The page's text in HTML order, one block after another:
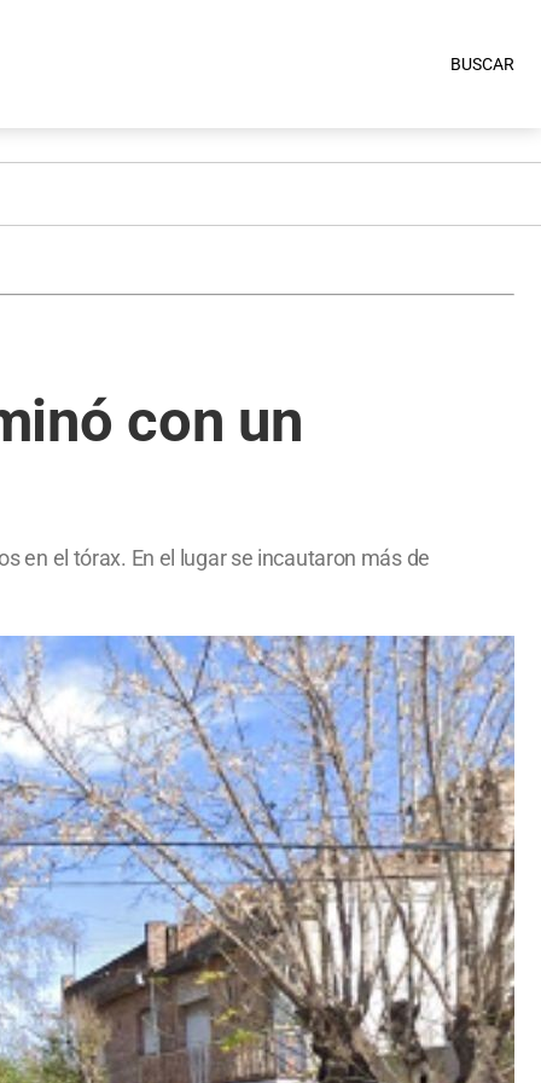
BUSCAR
con un
en el tórax. En el lugar se incautaron más de